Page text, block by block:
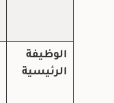
الوظيفة
الرئيسية